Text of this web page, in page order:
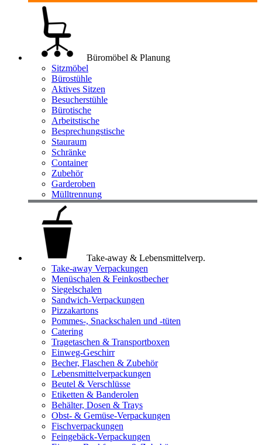
Büromöbel & Planung
Sitzmöbel
Bürostühle
Aktives Sitzen
Besucherstühle
Bürotische
Arbeitstische
Besprechungstische
Stauraum
Schränke
Container
Zubehör
Garderoben
Mülltrennung
Take-away & Lebensmittelverp.
Take-away Verpackungen
Menüschalen & Feinkostbecher
Siegelschalen
Sandwich-Verpackungen
Pizzakartons
Pommes-, Snackschalen und -tüten
Catering
Tragetaschen & Transportboxen
Einweg-Geschirr
Becher, Flaschen & Zubehör
Lebensmittelverpackungen
Beutel & Verschlüsse
Etiketten & Banderolen
Behälter, Dosen & Trays
Obst- & Gemüse-Verpackungen
Fischverpackungen
Feingebäck-Verpackungen